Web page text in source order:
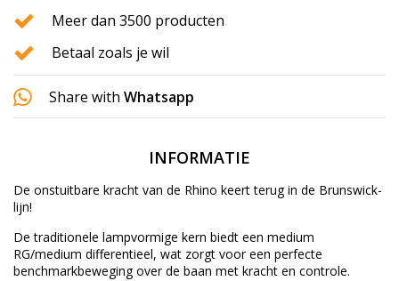
Meer dan 3500 producten
Betaal zoals je wil
Share with Whatsapp
INFORMATIE
De onstuitbare kracht van de Rhino keert terug in de Brunswick-
lijn!
De traditionele lampvormige kern biedt een medium
RG/medium differentieel, wat zorgt voor een perfecte
benchmarkbeweging over de baan met kracht en controle.